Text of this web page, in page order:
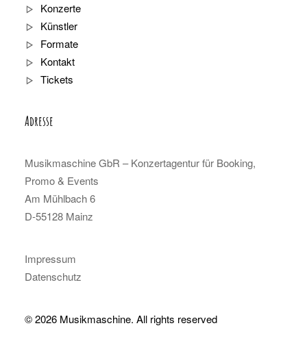
Konzerte
Künstler
Formate
Kontakt
Tickets
Adresse
Musikmaschine GbR – Konzertagentur für Booking,
Promo & Events
Am Mühlbach 6
D-55128 Mainz
Impressum
Datenschutz
© 2026 Musikmaschine. All rights reserved